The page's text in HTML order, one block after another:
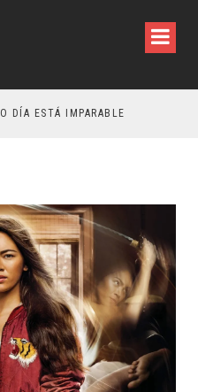
ESTÁ IMPARABLE